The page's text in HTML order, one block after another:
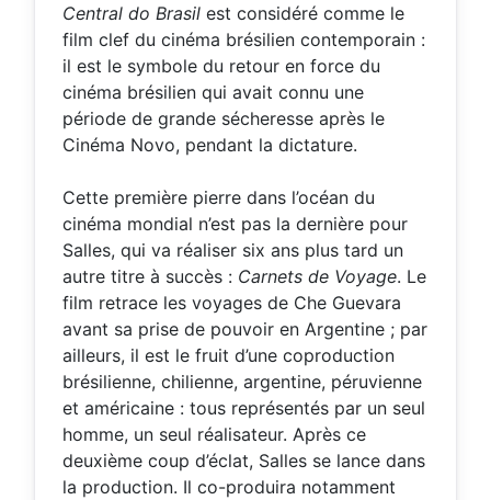
Central do Brasil est considéré comme le
film clef du cinéma brésilien contemporain :
il est le symbole du retour en force du
cinéma brésilien qui avait connu une
période de grande sécheresse après le
Cinéma Novo, pendant la dictature.
Cette première pierre dans l’océan du
cinéma mondial n’est pas la dernière pour
Salles, qui va réaliser six ans plus tard un
autre titre à succès : Carnets de Voyage. Le
film retrace les voyages de Che Guevara
avant sa prise de pouvoir en Argentine ; par
ailleurs, il est le fruit d’une coproduction
brésilienne, chilienne, argentine, péruvienne
et américaine : tous représentés par un seul
homme, un seul réalisateur. Après ce
deuxième coup d’éclat, Salles se lance dans
la production. Il co-produira notamment